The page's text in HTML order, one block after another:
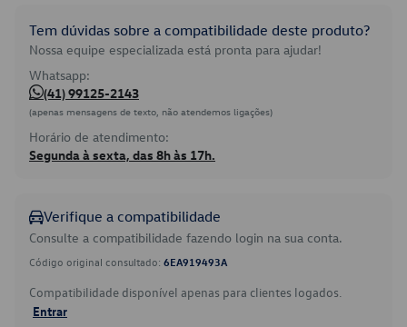
Tem dúvidas sobre a compatibilidade deste produto?
Nossa equipe especializada está pronta para ajudar!
Whatsapp:
(41) 99125-2143
(apenas mensagens de texto, não atendemos ligações)
Horário de atendimento:
Segunda à sexta, das 8h às 17h.
Verifique a compatibilidade
Consulte a compatibilidade fazendo login na sua conta.
Código original consultado: 6EA919493A
Compatibilidade disponível apenas para clientes logados.
Entrar